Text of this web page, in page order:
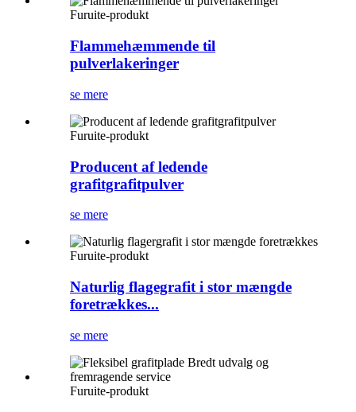
Furuite-produkt
Flammehæmmende til
pulverlakeringer
se mere
Furuite-produkt
Producent af ledende
grafitgrafitpulver
se mere
Furuite-produkt
Naturlig flagegrafit i stor mængde
foretrækkes...
se mere
Furuite-produkt